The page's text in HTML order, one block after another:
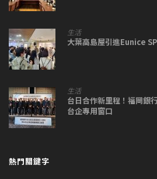
生活
大葉高島屋引進Eunice
生活
台日合作新里程！福岡
台企專用窗口
熱門關鍵字